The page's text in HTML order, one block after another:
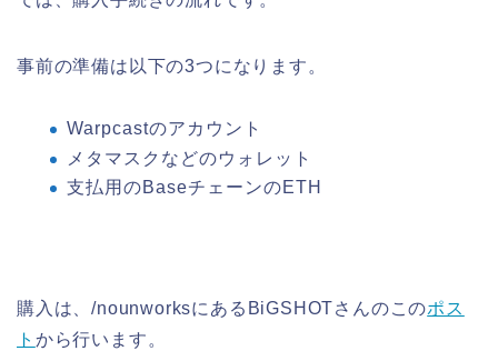
事前の準備は以下の3つになります。
Warpcastのアカウント
メタマスクなどのウォレット
支払用のBaseチェーンのETH
購入は、/nounworksにあるBiGSHOTさんのこのポス
ト から行います。